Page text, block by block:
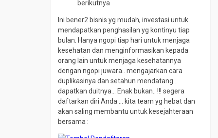
berikutnya
Ini bener2 bisnis yg mudah, investasi untuk
mendapatkan penghasilan yg kontinyu tiap
bulan. Hanya ngopi tiap hari untuk menjaga
kesehatan dan menginformasikan kepada
orang lain untuk menjaga kesehatannya
dengan ngopi juwara.. mengajarkan cara
duplikasinya dan setahun mendatang…
dapatkan duitnya… Enak bukan.. !!! segera
daftarkan diri Anda … kita team yg hebat dan
akan saling membantu untuk kesejahteraan
bersama :